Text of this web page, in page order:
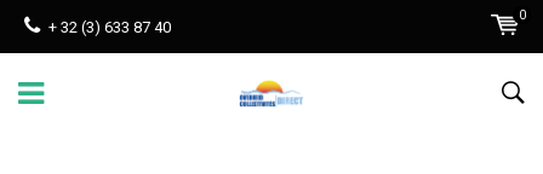
+ 32 (3) 633 87 40
0